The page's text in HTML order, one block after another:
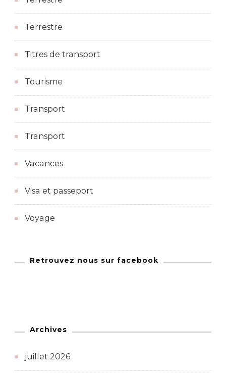
Terrestre
Titres de transport
Tourisme
Transport
Transport
Vacances
Visa et passeport
Voyage
Retrouvez nous sur facebook
Archives
juillet 2026